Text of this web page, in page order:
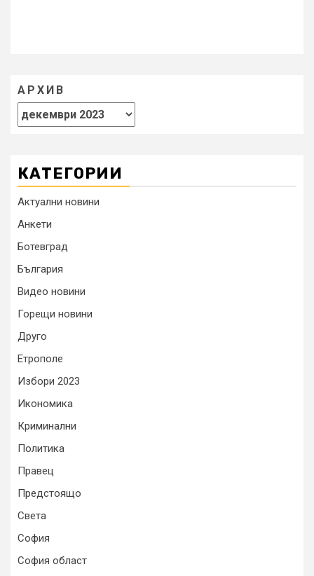
АРХИВ
КАТЕГОРИИ
Актуални новини
Анкети
Ботевград
България
Видео новини
Горещи новини
Друго
Етрополе
Избори 2023
Икономика
Криминални
Политика
Правец
Предстоящо
Света
София
София област